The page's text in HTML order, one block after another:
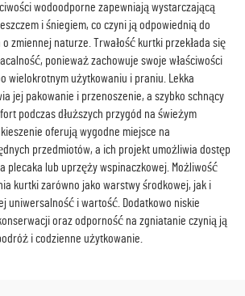
wodoodporne zapewniają wystarczającą
i śniegiem, co czyni ją odpowiednią do
zmiennej naturze. Trwałość kurtki przekłada się
ponieważ zachowuje swoje właściwości
wielokrotnym użytkowaniu i praniu. Lekka
jej pakowanie i przenoszenie, a szybko schnący
podczas dłuższych przygód na świeżym
oferują wygodne miejsce na
przedmiotów, a ich projekt umożliwia dostęp
plecaka lub uprzęży wspinaczkowej. Możliwość
kurtki zarówno jako warstwy środkowej, jak i
uniwersalność i wartość. Dodatkowo niskie
oraz odporność na zgniatanie czynią ją
i codzienne użytkowanie.